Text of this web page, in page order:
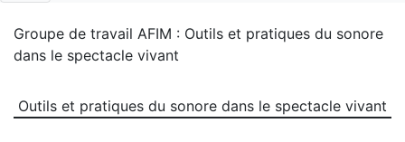
Groupe de travail AFIM : Outils et pratiques du sonore
dans le spectacle vivant
Outils et pratiques du sonore dans le spectacle vivant